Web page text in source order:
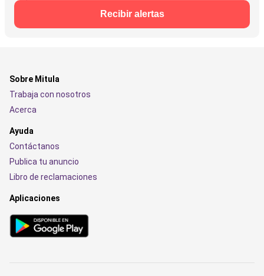
Recibir alertas
Sobre Mitula
Trabaja con nosotros
Acerca
Ayuda
Contáctanos
Publica tu anuncio
Libro de reclamaciones
Aplicaciones